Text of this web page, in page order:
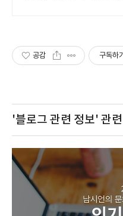
공감 구독하기
'블로그 관련 정보' 관